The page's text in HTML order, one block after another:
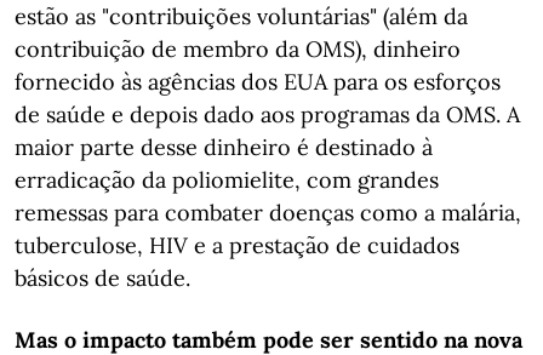
estão as "contribuições voluntárias" (além da
contribuição de membro da OMS), dinheiro
fornecido às agências dos EUA para os esforços
de saúde e depois dado aos programas da OMS. A
maior parte desse dinheiro é destinado à
erradicação da poliomielite, com grandes
remessas para combater doenças como a malária,
tuberculose, HIV e a prestação de cuidados
básicos de saúde.
Mas o impacto também pode ser sentido na nova